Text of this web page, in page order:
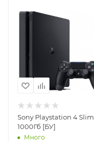
Sony Playstation 4 Slim
1000Гб [БУ]
Много